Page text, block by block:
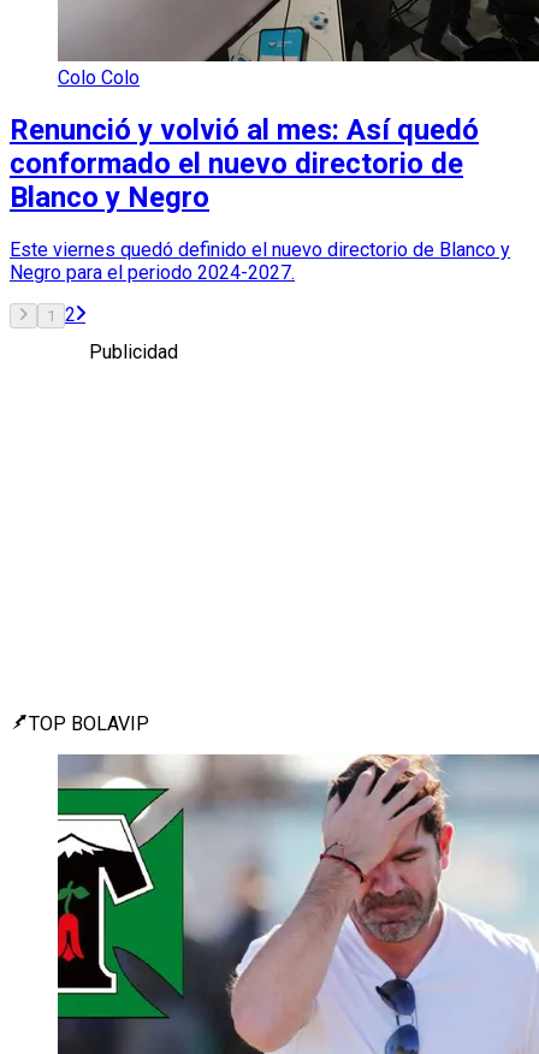
Colo Colo
Renunció y volvió al mes: Así quedó
conformado el nuevo directorio de
Blanco y Negro
Este viernes quedó definido el nuevo directorio de Blanco y
Negro para el periodo 2024-2027.
1
2
Publicidad
TOP BOLAVIP